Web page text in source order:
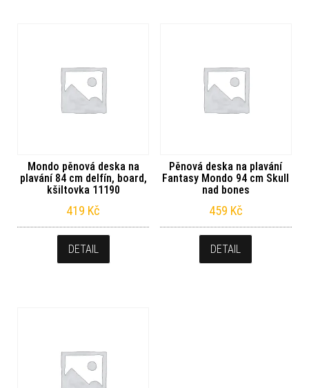
Mondo pěnová deska na
plavání 84 cm delfín, board,
kšiltovka 11190
419 Kč
DETAIL
Pěnová deska na plavání
Fantasy Mondo 94 cm Skull
nad bones
459 Kč
DETAIL